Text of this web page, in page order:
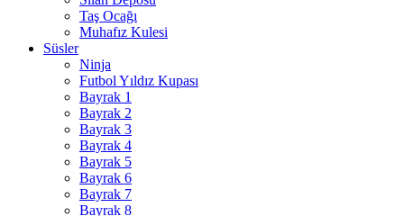
Taş Ocağı
Muhafız Kulesi
Süsler
Ninja
Futbol Yıldız Kupası
Bayrak 1
Bayrak 2
Bayrak 3
Bayrak 4
Bayrak 5
Bayrak 6
Bayrak 7
Bayrak 8